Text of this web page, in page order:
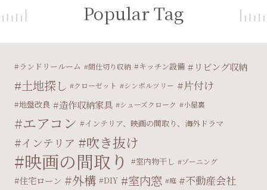
Popular Tag
ランドリールーム 間仕切り収納 キッチン設備 リビング収納
土地探し クローゼット シンボルツリー 片付け
地盤改良 造作収納家具 シューズクローク 小屋裏
エアコン インテリア、映画の間取り、海外ドラマ
インテリア 吹き抜け
映画の間取り 室内物干し ゾーニング
住宅ローン 外構 DIY 室内窓 庭 不動産会社